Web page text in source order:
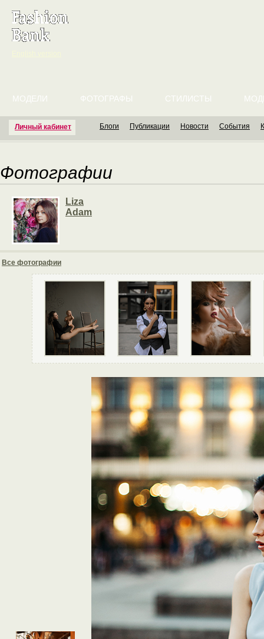
Личный кабинет
МОДЕЛИ ФОТОГРАФЫ СТИЛИСТЫ
Блоги Публикации Новости События
Фотографии
Liza
Adam
Все фотографии